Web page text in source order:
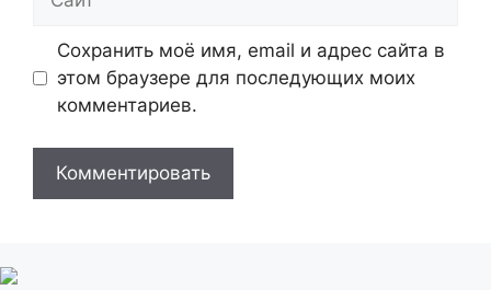
Сохранить моё имя, email и адрес сайта в
этом браузере для последующих моих
комментариев.